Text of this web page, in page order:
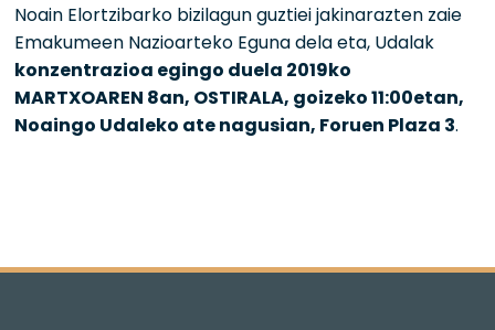
Noain Elortzibarko bizilagun guztiei jakinarazten zaie
Emakumeen Nazioarteko Eguna dela eta, Udalak
konzentrazioa egingo duela 2019ko
MARTXOAREN 8an, OSTIRALA, goizeko 11:00etan,
Noaingo Udaleko ate nagusian, Foruen Plaza 3.